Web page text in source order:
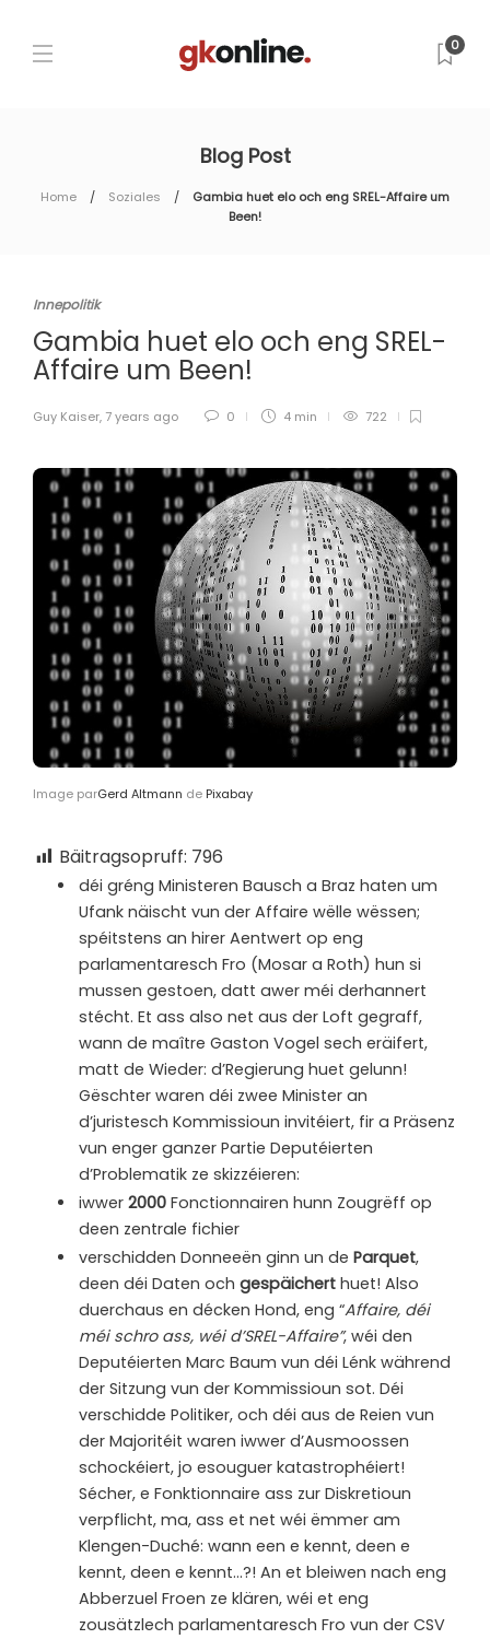
0
Blog Post
Home Soziales
Gambia huet elo och eng SREL-Affaire um
Been!
Innepolitik
Gambia huet elo och eng SREL-
Affaire um Been!
Guy Kaiser, 7 years ago 0 4 min 722
Image parGerd Altmann de Pixabay
Bäitragsopruff: 796
déi gréng Ministeren Bausch a Braz haten um
Ufank näischt vun der Affaire wëlle wëssen;
spéitstens an hirer Aentwert op eng
parlamentaresch Fro (Mosar a Roth) hun si
mussen gestoen, datt awer méi derhannert
stécht. Et ass also net aus der Loft gegraff,
wann de maître Gaston Vogel sech eräifert,
matt de Wieder: d’Regierung huet gelunn!
Gëschter waren déi zwee Minister an
d’juristesch Kommissioun invitéiert, fir a Präsenz
vun enger ganzer Partie Deputéierten
d’Problematik ze skizzéieren:
iwwer 2000 Fonctionnairen hunn Zougrëff op
deen zentrale fichier
verschidden Donneeën ginn un de Parquet,
deen déi Daten och gespäichert huet! Also
duerchaus en décken Hond, eng “Affaire, déi
méi schro ass, wéi d’SREL-Affaire”, wéi den
Deputéierten Marc Baum vun déi Lénk während
der Sitzung vun der Kommissioun sot. Déi
verschidde Politiker, och déi aus de Reien vun
der Majoritéit waren iwwer d’Ausmoossen
schockéiert, jo esouguer katastrophéiert!
Sécher, e Fonktionnaire ass zur Diskretioun
verpflicht, ma, ass et net wéi ëmmer am
Klengen-Duché: wann een e kennt, deen e
kennt, deen e kennt…?! An et bleiwen nach eng
Abberzuel Froen ze klären, wéi et eng
zousätzlech parlamentaresch Fro vun der CSV